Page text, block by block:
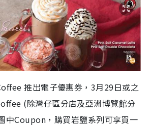
推出電子優惠劵，3月29日或之
(除灣仔區分店及亞洲博覽館分
中Coupon，購買岩鹽系列可享買一